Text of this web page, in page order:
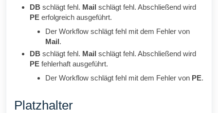
DB schlägt fehl. Mail schlägt fehl. Abschließend wird
PE erfolgreich ausgeführt.
Der Workflow schlägt fehl mit dem Fehler von
Mail.
DB schlägt fehl. Mail schlägt fehl. Abschließend wird
PE fehlerhaft ausgeführt.
Der Workflow schlägt fehl mit dem Fehler von PE.
Platzhalter